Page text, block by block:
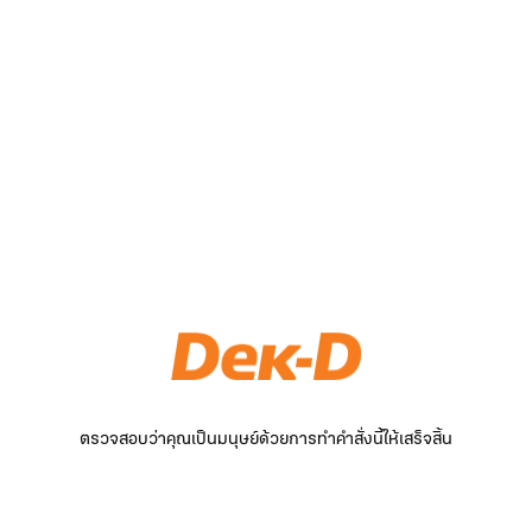
ตรวจสอบว่าคุณเป็นมนุษย์ด้วยการทำคำสั่งนี้ให้เสร็จสิ้น